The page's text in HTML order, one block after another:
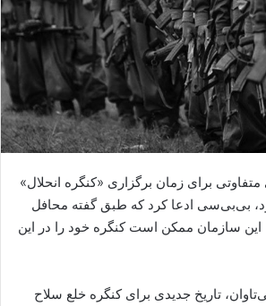
برای زمان برگزاری «کنگره انحلال»
ادعا کرد که طبق گفته محافل
سازمان ممکن است کنگره خود را در این
تاریخ جدیدی برای کنگره خلع سلاح